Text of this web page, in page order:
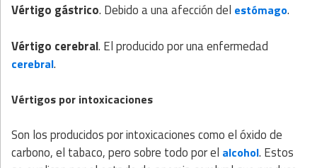
Vértigo gástrico. Debido a una afección del estómago.
Vértigo cerebral. El producido por una enfermedad
cerebral.
Vértigos por intoxicaciones
Son los producidos por intoxicaciones como el óxido de
carbono, el tabaco, pero sobre todo por el alcohol. Estos